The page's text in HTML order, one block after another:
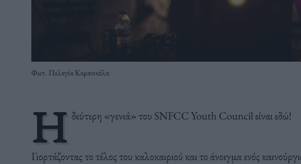
Φωτ. Πελαγία Καρανικόλα
Η δεύτερη «γενιά» του SNFCC Youth Council είναι εδώ!
Γιορτάζοντας το τέλος του καλοκαιριού και το άνοιγμα ενός